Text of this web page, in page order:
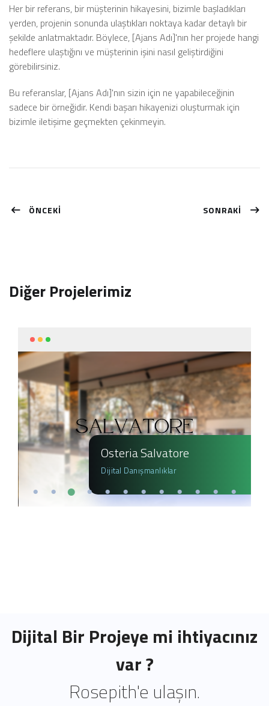
Her bir referans, bir müşterinin hikayesini, bizimle başladıkları
yerden, projenin sonunda ulaştıkları noktaya kadar detaylı bir
şekilde anlatmaktadır. Böylece, [Ajans Adı]'nın her projede hangi
hedeflere ulaştığını ve müşterinin işini nasıl geliştirdiğini
görebilirsiniz.
Bu referanslar, [Ajans Adı]'nın sizin için ne yapabileceğinin
sadece bir örneğidir. Kendi başarı hikayenizi oluşturmak için
bizimle iletişime geçmekten çekinmeyin.
ÖNCEKİ SONRAKİ
Diğer Projelerimiz
Osteria Salvatore
Dijital Danışmanlıklar
Dijital Bir Projeye mi ihtiyacınız
var ?
Rosepith'e ulaşın.